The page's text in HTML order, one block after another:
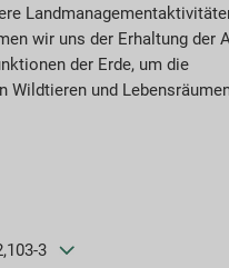
wir uns der Erhaltung der
der Erde, um die
Wildtieren und
3